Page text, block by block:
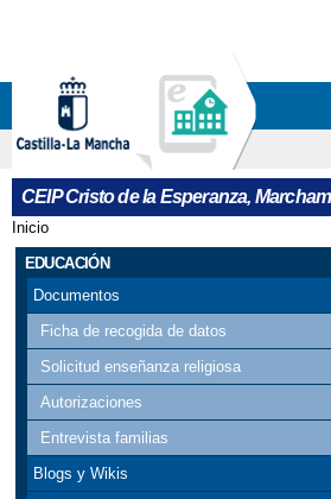
CEIP Cristo de la Esperanza,
Se encuentra usted
Inicio
EDUCACIÓN
Documentos
Ficha de recogida de datos
Solicitud enseñanza religiosa
Autorizaciones
Entrevista familias
Blogs y Wikis